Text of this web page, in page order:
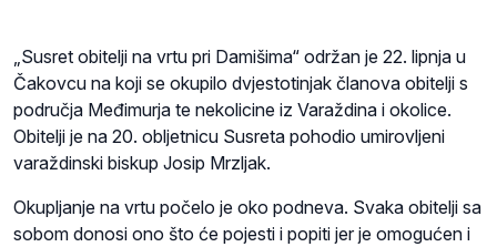
„Susret obitelji na vrtu pri Damišima“ održan je 22. lipnja u
Čakovcu na koji se okupilo dvjestotinjak članova obitelji s
područja Međimurja te nekolicine iz Varaždina i okolice.
Obitelji je na 20. obljetnicu Susreta pohodio umirovljeni
varaždinski biskup Josip Mrzljak.
Okupljanje na vrtu počelo je oko podneva. Svaka obitelji sa
sobom donosi ono što će pojesti i popiti jer je omogućen i